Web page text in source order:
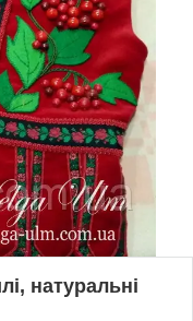
натуральні